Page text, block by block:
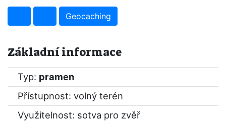
Geocaching
Základní informace
Typ: pramen
Přístupnost: volný terén
Využitelnost: sotva pro zvěř